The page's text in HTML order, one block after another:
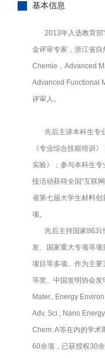
基本信息
2013年入选教育部“
金评审专家，浙江省
Chemie，Advanced
Advanced Functional
评审人。
先后主讲本科生专业
《专业综合技能培训
实验》；参与本科生
技活动获得全国“互联
省第七届大学生材料
项。
先后主持国家863计
发、国家重大专项等
项目等多项。作为主
等奖、中国发明协会
Mater., Energy
Adv. Sci., Nano
Chem. A等在内的学术
60余项，已获授权30余